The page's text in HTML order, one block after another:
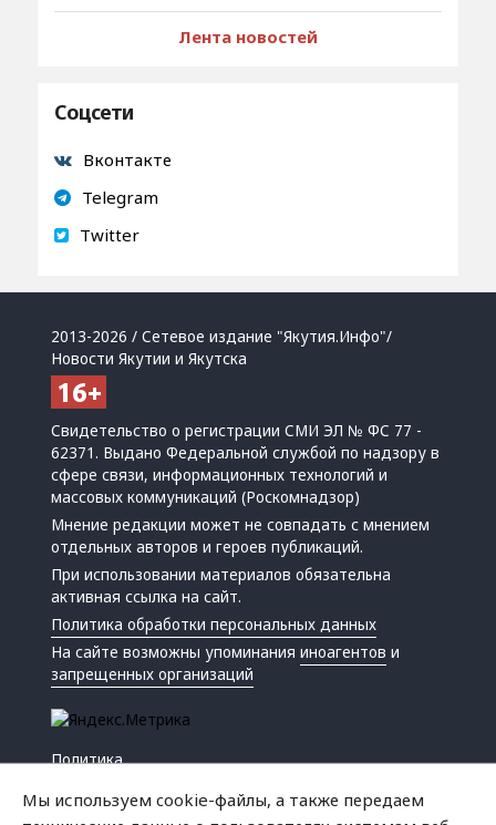
Лента новостей
Соцсети
Вконтакте
Telegram
Twitter
2013-2026 / Сетевое издание "Якутия.Инфо"/
Новости Якутии и Якутска
Свидетельство о регистрации СМИ ЭЛ № ФС 77 -
62371. Выдано Федеральной службой по надзору в
сфере связи, информационных технологий и
массовых коммуникаций (Роскомнадзор)
Мнение редакции может не совпадать с мнением
отдельных авторов и героев публикаций.
При использовании материалов обязательна
активная ссылка на сайт.
Политика обработки персональных данных
На сайте возможны упоминанияиноагентов и
запрещенных организаций
Политика
Мы используем cookie-файлы, а также передаем